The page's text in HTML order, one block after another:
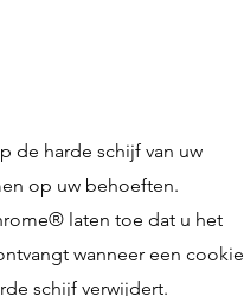
de harde schijf van uw
op uw behoeften.
laten toe dat u het
wanneer een cookie
schijf verwijdert.